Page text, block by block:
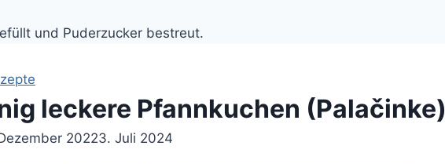
leckere Pfannkuchen (Palačinke)
20223. Juli 2024